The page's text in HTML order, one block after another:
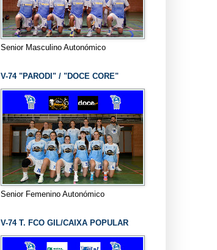
Senior Masculino Autonómico
V-74 "PARODI" / "DOCE CORE"
Senior Femenino Autonómico
V-74 T. FCO GIL/CAIXA POPULAR